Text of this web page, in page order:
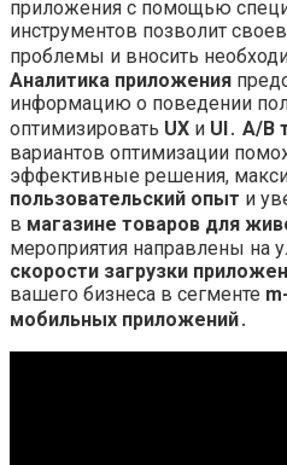
приложения с помощью
инструментов позволит
проблемы и вносить
Аналитика приложения
информацию о поведении
оптимизировать UX и UI ․ A/B
вариантов оптимизации
эффективные решения,
пользовательский опыт и
в магазине товаров для
мероприятия направлены на
скорости загрузки
вашего бизнеса в сегменте
мобильных приложений․